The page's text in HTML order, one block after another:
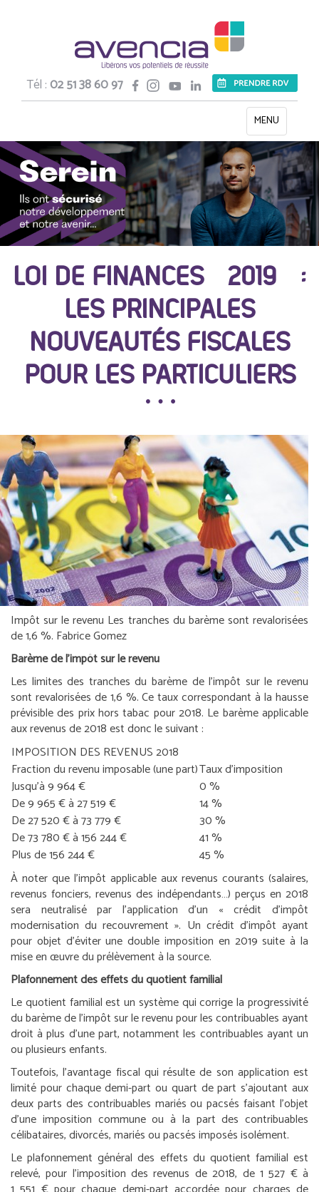
Tél :02 51 38 60 97
Toggle
navigation
MENU
LOI DE FINANCES 2019 :
LES PRINCIPALES
NOUVEAUTÉS FISCALES
POUR LES PARTICULIERS
Impôt sur le revenu Les tranches du barème sont revalorisées
de 1,6 %. Fabrice Gomez
Barème de l’impôt sur le revenu
Les limites des tranches du barème de l’impôt sur le revenu
sont revalorisées de 1,6 %. Ce taux correspondant à la hausse
prévisible des prix hors tabac pour 2018. Le barème applicable
aux revenus de 2018 est donc le suivant :
IMPOSITION DES REVENUS 2018
Fraction du revenu imposable (une part)Taux d’imposition
Jusqu’à 9 964 €
0 %
De 9 965 € à 27 519 €
14 %
De 27 520 € à 73 779 €
30 %
De 73 780 € à 156 244 €
41 %
Plus de 156 244 €
45 %
À noter que l’impôt applicable aux revenus courants (salaires,
revenus fonciers, revenus des indépendants…) perçus en 2018
sera neutralisé par l’application d’un « crédit d’impôt
modernisation du recouvrement ». Un crédit d’impôt ayant
pour objet d’éviter une double imposition en 2019 suite à la
mise en œuvre du prélèvement à la source.
Plafonnement des effets du quotient familial
Le quotient familial est un système qui corrige la progressivité
du barème de l’impôt sur le revenu pour les contribuables ayant
droit à plus d’une part, notamment les contribuables ayant un
ou plusieurs enfants.
Toutefois, l’avantage fiscal qui résulte de son application est
limité pour chaque demi-part ou quart de part s’ajoutant aux
deux parts des contribuables mariés ou pacsés faisant l’objet
d’une imposition commune ou à la part des contribuables
célibataires, divorcés, mariés ou pacsés imposés isolément.
Le plafonnement général des effets du quotient familial est
relevé, pour l’imposition des revenus de 2018, de 1 527 € à